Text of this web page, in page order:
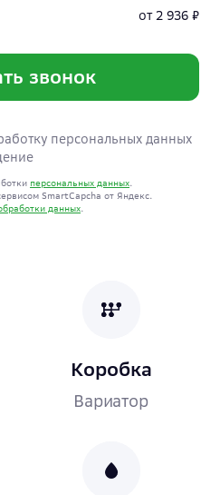
Коробка
Вариатор
от 2 936 ₽
звонок
персональных данных
персональных данных.
SmartCapcha от Яндекс.
данных.